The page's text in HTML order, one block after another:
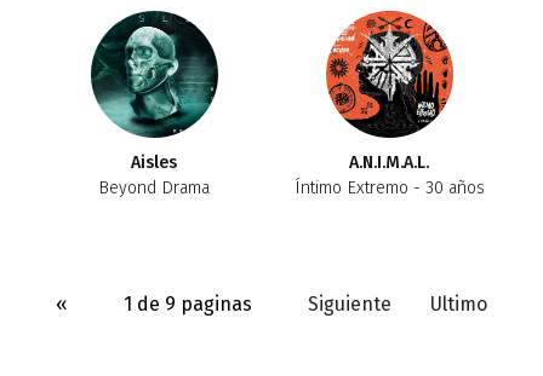
Aisles
Beyond Drama
A.N.I.M.A.L.
Íntimo Extremo - 30 años
« 1 de 9 paginas Siguiente Ultimo